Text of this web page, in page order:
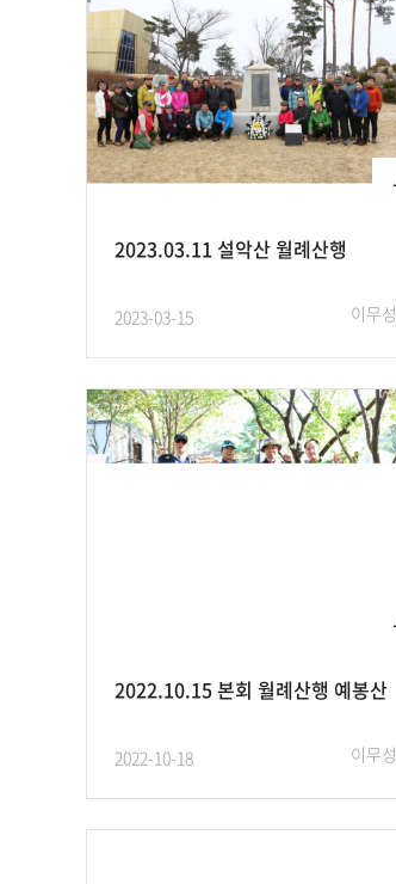
2023.03.11 설악산 월례산행
2023-03-15 이무성
2022.10.15 본회 월례산행 예봉산
2022-10-18 이무성